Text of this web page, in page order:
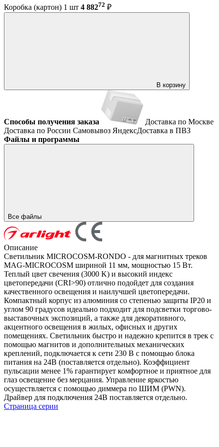
Коробка (картон) 1 шт 4 88272 ₽
В корзину
Способы получения заказа
Доставка по Москве
Доставка по России Самовывоз ЯндексДоставка в ПВЗ
Файлы и программы
Все файлы
Описание
Светильник MICROCOSM-RONDO - для магнитных треков
MAG-MICROCOSM шириной 11 мм, мощностью 15 Вт.
Теплый цвет свечения (3000 K) и высокий индекс
цветопередачи (CRI>90) отлично подойдет для создания
качественного освещения и наилучшей цветопередачи.
Компактный корпус из алюминия со степенью защиты IP20 и
углом 90 градусов идеально подходит для подсветки торгово-
выставочных экспозиций, а также для декоративного,
акцентного освещения в жилых, офисных и других
помещениях. Светильник быстро и надежно крепится в трек с
помощью магнитов и дополнительных механических
креплений, подключается к сети 230 В с помощью блока
питания на 24В (поставляется отдельно). Коэффициент
пульсации менее 1% гарантирует комфортное и приятное для
глаз освещение без мерцания. Управление яркостью
осуществляется с помощью диммера по ШИМ (PWN).
Драйвер для подключения 24В поставляется отдельно.
Страница серии